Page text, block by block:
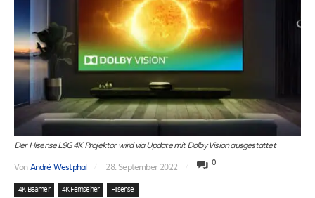
Der Hisense L9G 4K Projektor wird via Update mit Dolby Vision ausgestattet
VonAndré Westphal 28. September 2022 0
4K Beamer 4K Fernseher Hisense